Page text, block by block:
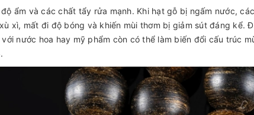
ẩm và các chất tẩy rửa mạnh. Khi hạt gỗ bị ngấm nước,
xì, mất đi độ bóng và khiến mùi thơm bị giảm sút đáng kể.
nước hoa hay mỹ phẩm còn có thể làm biến đổi cấu trúc